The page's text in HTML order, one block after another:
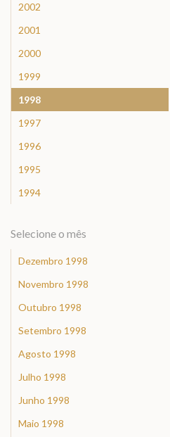
2002
2001
2000
1999
1998
1997
1996
1995
1994
Selecione o mês
Dezembro 1998
Novembro 1998
Outubro 1998
Setembro 1998
Agosto 1998
Julho 1998
Junho 1998
Maio 1998